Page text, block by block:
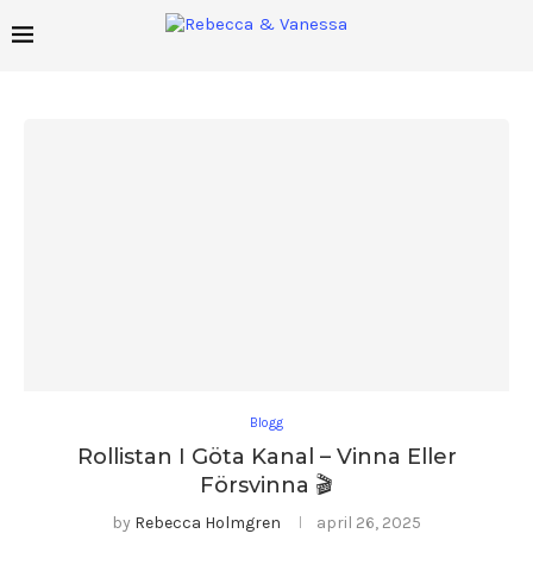
Blogg
Rollistan I Göta Kanal – Vinna Eller
Försvinna 🎬
by Rebecca Holmgren april 26, 2025